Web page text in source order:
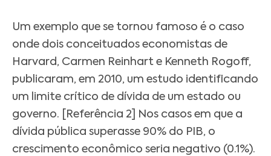
Um exemplo que se tornou famoso é o caso
onde dois conceituados economistas de
Harvard, Carmen Reinhart e Kenneth Rogoff,
publicaram, em 2010, um estudo identificando
um limite crítico de dívida de um estado ou
governo. [Referência 2] Nos casos em que a
dívida pública superasse 90% do PIB, o
crescimento econômico seria negativo (0.1%).